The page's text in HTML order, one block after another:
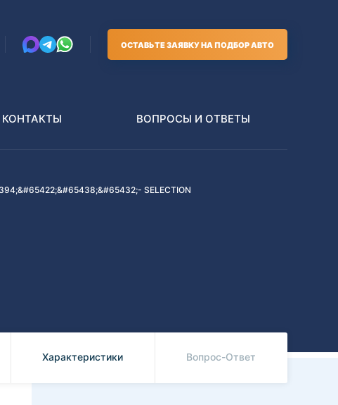
ОСТАВЬТЕ ЗАЯВКУ НА ПОДБОР АВТО
Грузовики
КОНТАКТЫ ВОПРОСЫ И ОТВЕТЫ
SELECTION
Характеристики Вопрос-Ответ